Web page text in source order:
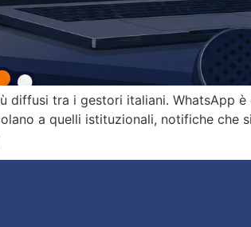
diffusi tra i gestori italiani. WhatsApp
a quelli istituzionali, notifiche che